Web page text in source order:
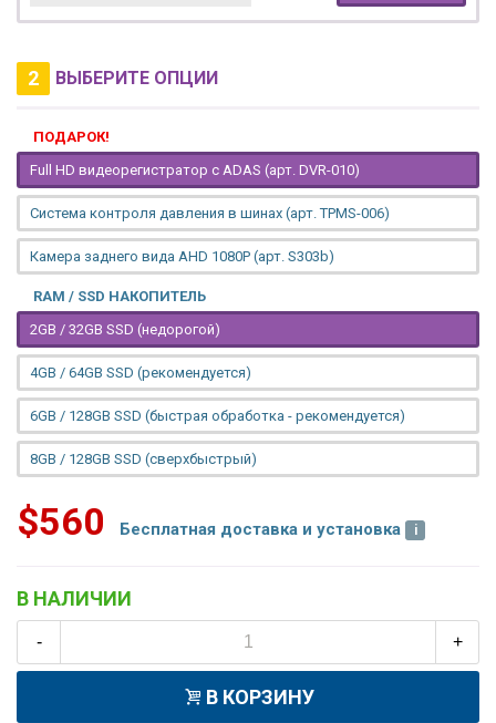
2 ВЫБЕРИТЕ ОПЦИИ
ПОДАРОК!
Full HD видеорегистратор с ADAS (арт. DVR-010)
Система контроля давления в шинах (арт. TPMS-006)
Камера заднего вида AHD 1080P (арт. S303b)
RAM / SSD НАКОПИТЕЛЬ
2GB / 32GB SSD (недорогой)
4GB / 64GB SSD (рекомендуется)
6GB / 128GB SSD (быстрая обработка - рекомендуется)
8GB / 128GB SSD (сверхбыстрый)
$560 Бесплатная доставка и установка
В НАЛИЧИИ
- +
В КОРЗИНУ